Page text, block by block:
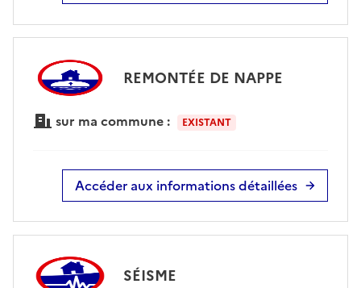
REMONTÉE DE NAPPE
sur ma commune : EXISTANT
Accéder aux informations détaillées
SÉISME